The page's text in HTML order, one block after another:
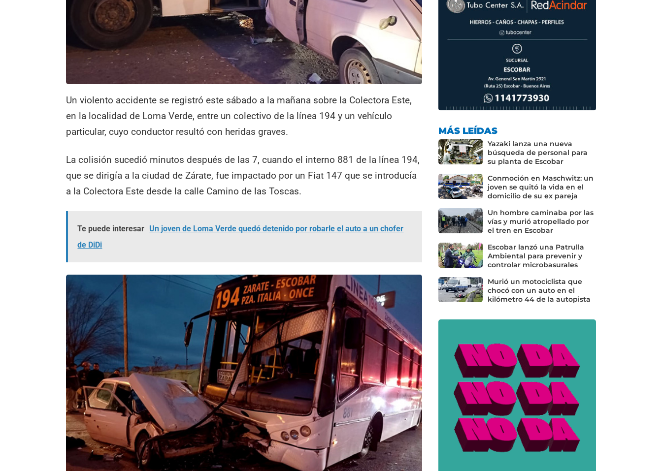
Un violento accidente se registró este sábado a la mañana sobre la Colectora Este,
en la localidad de Loma Verde, entre un colectivo de la línea 194 y un vehículo
particular, cuyo conductor resultó con heridas graves.
La colisión sucedió minutos después de las 7, cuando el interno 881 de la línea 194,
que se dirigía a la ciudad de Zárate, fue impactado por un Fiat 147 que se introducía
a la Colectora Este desde la calle Camino de las Toscas.
Te puede interesar Un joven de Loma Verde quedó detenido por robarle el auto a un chofer
de DiDi
MÁS LEÍDAS
Yazaki lanza una nueva
búsqueda de personal para
su planta de Escobar
Conmoción en Maschwitz: un
joven se quitó la vida en el
domicilio de su ex pareja
Un hombre caminaba por las
vías y murió atropellado por
el tren en Escobar
Escobar lanzó una Patrulla
Ambiental para prevenir y
controlar microbasurales
Murió un motociclista que
chocó con un auto en el
kilómetro 44 de la autopista